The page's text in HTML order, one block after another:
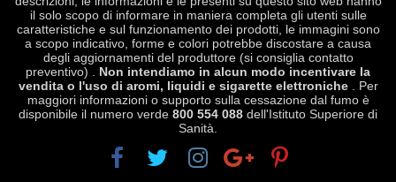
il solo scopo di informare in maniera completa gli utenti sulle
caratteristiche e sul funzionamento dei prodotti, le immagini sono
a scopo indicativo, forme e colori potrebbe discostare a causa
degli aggiornamenti del produttore (si consiglia contatto
preventivo) . Non intendiamo in alcun modo incentivare la
vendita o l'uso di aromi, liquidi e sigarette elettroniche. Per
maggiori informazioni o supporto sulla cessazione dal fumo è
disponibile il numero verde 800 554 088 dell'Istituto Superiore di
Sanità.